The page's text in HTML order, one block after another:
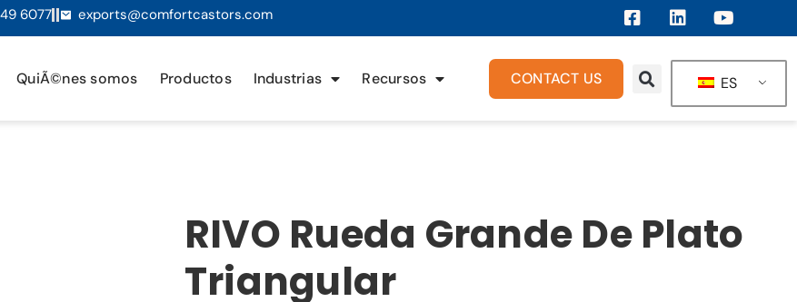
6077 exports@comfortcastors.com
QuiÃ©nes somos Productos Industrias Recursos CONTACT US ES
RIVO Rueda Grande De Plato
Triangular